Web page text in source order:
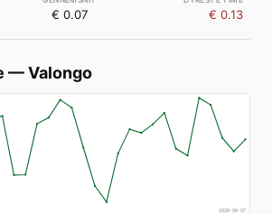
€ 0.07 € 0.13
—Valongo
2026-08-07